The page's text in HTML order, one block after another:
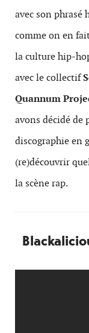
avec son
comme on en
la culture hip-
avec le collectif
Quannum
avons décidé de
discographie en
(re)découvrir
la scène rap.